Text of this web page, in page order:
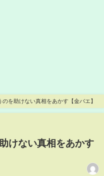
のを助けない真相をあかす【金バエ】
けない真相をあかす